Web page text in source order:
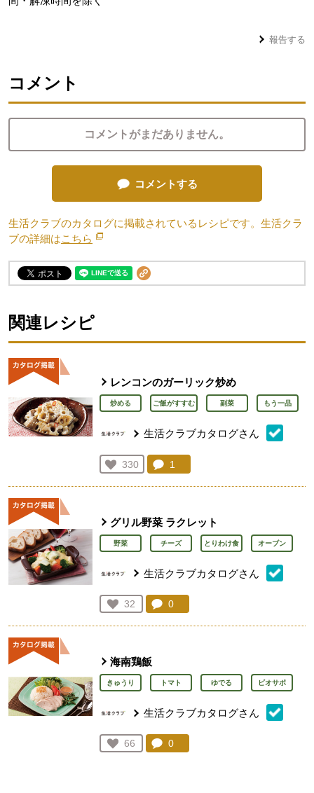
報告する
コメント
コメントがまだありません。
コメントする
生活クラブのカタログに掲載されているレシピです。生活クラ
ブの詳細はこちら 別のウィンドウで開きます。
関連レシピ
レンコンのガーリック炒め
炒める ご飯がすすむ 副菜 もう一品
生活クラブカタログさん
お気に入り登録：
330
人が登録
コメント：
1
グリル野菜 ラクレット
野菜 チーズ とりわけ食 オーブン
生活クラブカタログさん
お気に入り登録：
32
人が登録
コメント：
0
海南鶏飯
きゅうり トマト ゆでる ビオサポ
生活クラブカタログさん
お気に入り登録：
66
人が登録
コメント：
0